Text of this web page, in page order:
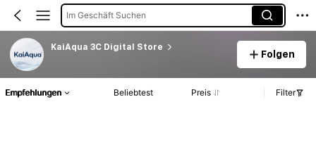
Im Geschäft Suchen
KaiAqua 3C Digital Store
Folgen
Empfehlungen Beliebtest Preis Filter